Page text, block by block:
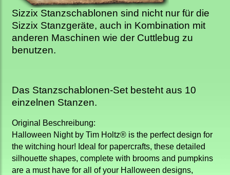
Sizzix Stanzschablonen sind nicht nur für die
Sizzix Stanzgeräte, auch in Kombination mit
anderen Maschinen wie der Cuttlebug zu
benutzen.
Das Stanzschablonen-Set besteht aus 10
einzelnen Stanzen.
Original Beschreibung:
Halloween Night by Tim Holtz® is the perfect design for
the witching hour! Ideal for papercrafts, these detailed
silhouette shapes, complete with brooms and pumpkins
are a must have for all of your Halloween designs,